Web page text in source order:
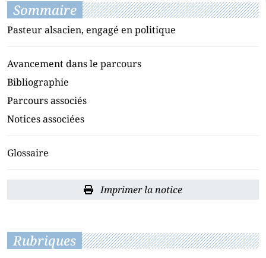
Sommaire
Pasteur alsacien, engagé en politique
Avancement dans le parcours
Bibliographie
Parcours associés
Notices associées
Glossaire
Imprimer la notice
Rubriques